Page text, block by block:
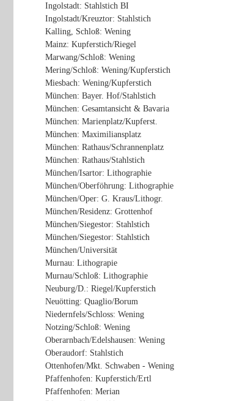
Ingolstadt: Stahlstich BI
Ingolstadt/Kreuztor: Stahlstich
Kalling, Schloß: Wening
Mainz: Kupferstich/Riegel
Marwang/Schloß: Wening
Mering/Schloß: Wening/Kupferstich
Miesbach: Wening/Kupferstich
München: Bayer. Hof/Stahlstich
München: Gesamtansicht & Bavaria
München: Marienplatz/Kupferst.
München: Maximiliansplatz
München: Rathaus/Schrannenplatz
München: Rathaus/Stahlstich
München/Isartor: Lithographie
München/Oberföhrung: Lithographie
München/Oper: G. Kraus/Lithogr.
München/Residenz: Grottenhof
München/Siegestor: Stahlstich
München/Siegestor: Stahlstich
München/Universität
Murnau: Lithograpie
Murnau/Schloß: Lithographie
Neuburg/D.: Riegel/Kupferstich
Neuötting: Quaglio/Borum
Niedernfels/Schloss: Wening
Notzing/Schloß: Wening
Oberarnbach/Edelshausen: Wening
Oberaudorf: Stahlstich
Ottenhofen/Mkt. Schwaben - Wening
Pfaffenhofen: Kupferstich/Ertl
Pfaffenhofen: Merian